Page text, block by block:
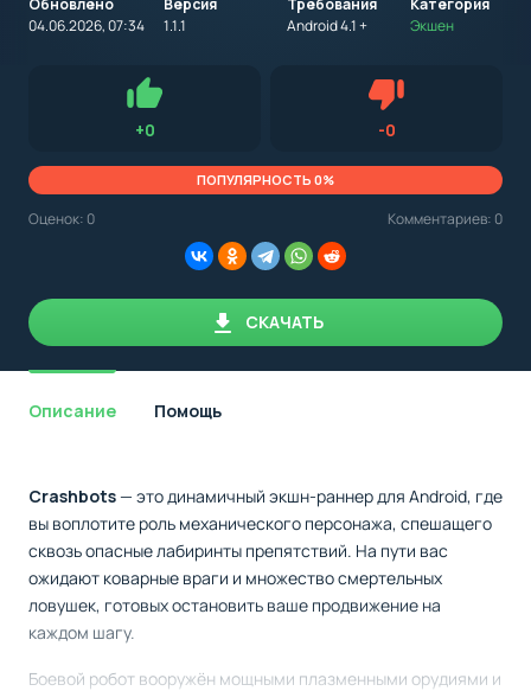
Обновлено
04.06.2026, 07:34
Версия
1.1.1
Требования
Android 4.1 +
на
устройство
с
указываем
минимальные
необходимые
Категория
Экшен
обращать внимание на установленную версию Android
OS. Мы указываем минимально необходимую версию для
+0Нравится -0Не нравится
ПОПУЛЯРНОСТЬ 0%
Оценок: 0 Комментариев: 0
СКАЧАТЬ
Описание Помощь
Crashbots— это динамичный экшн-раннер для Android, где
вы воплотите роль механического персонажа, спешащего
сквозь опасные лабиринты препятствий. На пути вас
ожидают коварные враги и множество смертельных
ловушек, готовых остановить ваше продвижение на
каждом шагу.
Боевой робот вооружён мощными плазменными орудиями и